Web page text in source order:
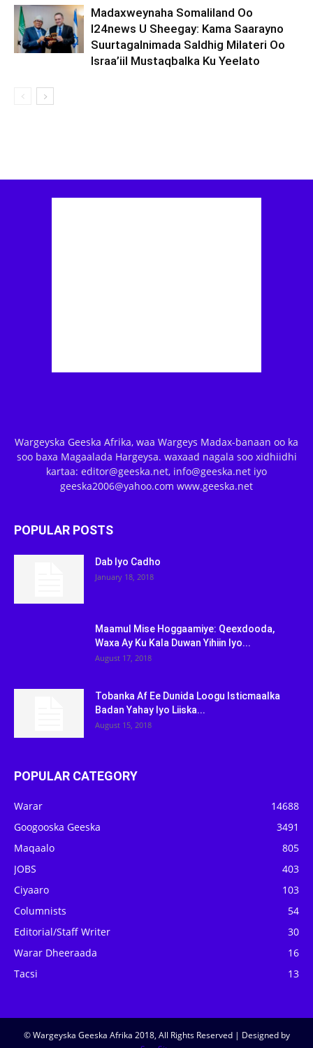
Madaxweynaha Somaliland Oo
I24news U Sheegay: Kama Saarayno
Suurtagalnimada Saldhig Milateri Oo
Israa’iil Mustaqbalka Ku Yeelato
Wargeyska Geeska Afrika, waa Wargeys Madax-banaan oo ka
soo baxa Magaalada Hargeysa. waxaad nagala soo xidhiidhi
kartaa: editor@geeska.net, info@geeska.net iyo
geeska2006@yahoo.com www.geeska.net
POPULAR POSTS
Dab Iyo Cadho
January 18, 2018
Maamul Mise Hoggaamiye: Qeexdooda,
Waxa Ay Ku Kala Duwan Yihiin Iyo...
August 17, 2018
Tobanka Af Ee Dunida Loogu Isticmaalka
Badan Yahay Iyo Liiska...
August 15, 2018
POPULAR CATEGORY
Warar
14688
Googooska Geeska
3491
Maqaalo
805
JOBS
403
Ciyaaro
103
Columnists
54
Editorial/Staff Writer
30
Warar Dheeraada
16
Tacsi
13
© Wargeyska Geeska Afrika 2018, All Rights Reserved | Designed by